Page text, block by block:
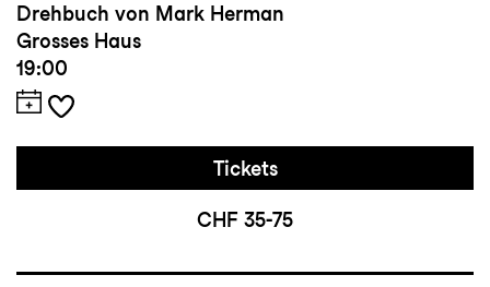
Drehbuch von Mark Herman
Grosses Haus
19:00
Tickets
CHF 35-75